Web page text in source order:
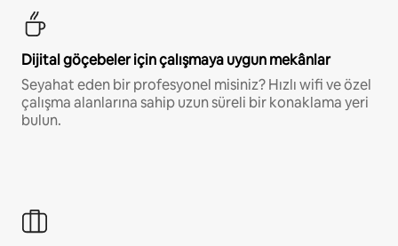
Dijital göçebeler için çalışmaya uygun mekânlar
Seyahat eden bir profesyonel misiniz? Hızlı wifi ve özel
çalışma alanlarına sahip uzun süreli bir konaklama yeri
bulun.